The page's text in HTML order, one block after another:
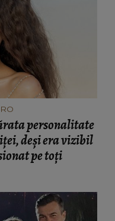
personalitate
deși era vizibil
pe toți